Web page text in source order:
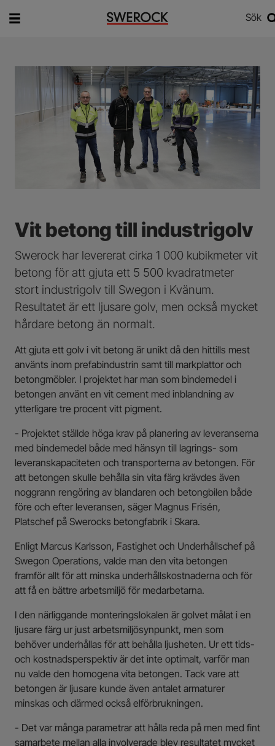
Sök
Vit betong till industrigolv
Swerock har levererat cirka 1 000 kubikmeter vit
betong för att gjuta ett 5 500 kvadratmeter
stort industrigolv till Swegon i Kvänum.
Resultatet är ett ljusare golv, men också mycket
hårdare betong än normalt.
Att gjuta ett golv i vit betong är unikt då den hittills mest
använts inom prefabindustrin samt till markplattor och
betongmöbler. I projektet har man som bindemedel i
betongen använt en vit cement med inblandning av
ytterligare tre procent vitt pigment.
- Projektet ställde höga krav på planering av leveranserna
med bindemedel både med hänsyn till lagrings- som
leveranskapaciteten och transporterna av betongen. För
att betongen skulle behålla sin vita färg krävdes även
noggrann rengöring av blandaren och betongbilen både
före och efter leveransen, säger Magnus Frisén,
Platschef på Swerocks betongfabrik i Skara.
Enligt Marcus Karlsson, Fastighet och Underhållschef på
Swegon Operations, valde man den vita betongen
framför allt för att minska underhållskostnaderna och för
att få en bättre arbetsmiljö för medarbetarna.
I den närliggande monteringslokalen är golvet målat i en
ljusare färg ur just arbetsmiljösynpunkt, men som
behöver underhållas för att behålla ljusheten. Ur ett tids-
och kostnadsperspektiv är det inte optimalt, varför man
nu valde den homogena vita betongen. Tack vare att
betongen är ljusare kunde även antalet armaturer
minskas och därmed också elförbrukningen.
- Det var många parametrar att hålla reda på men med fint
samarbete mellan alla involverade blev resultatet mycket